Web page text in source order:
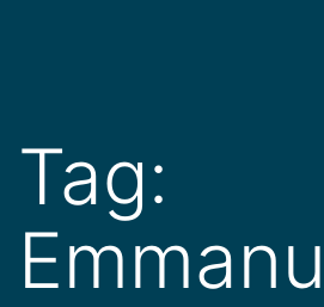
conteúdo
Tag: